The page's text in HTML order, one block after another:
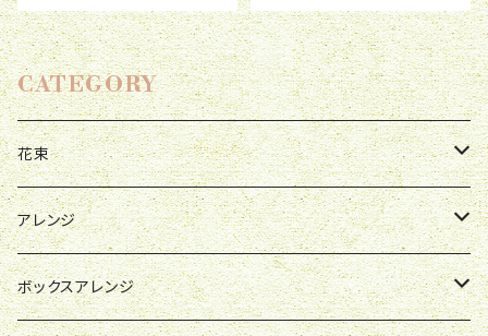
CATEGORY
花束
母の日
お祝い
アレンジ
母の日
ボックスアレンジ